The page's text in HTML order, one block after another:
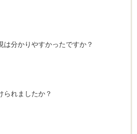
は分かりやすかったですか？
られましたか？